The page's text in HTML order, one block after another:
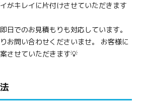
がキレイに片付けさせていただきます
日でのお見積もりも対応しています。
お問い合わせくださいませ。 お客様に
させていただきます💡